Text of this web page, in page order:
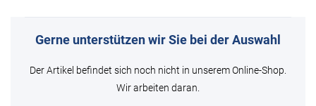
Gerne unterstützen wir Sie bei der Auswahl
Der Artikel befindet sich noch nicht in unserem Online-Shop.
Wir arbeiten daran.